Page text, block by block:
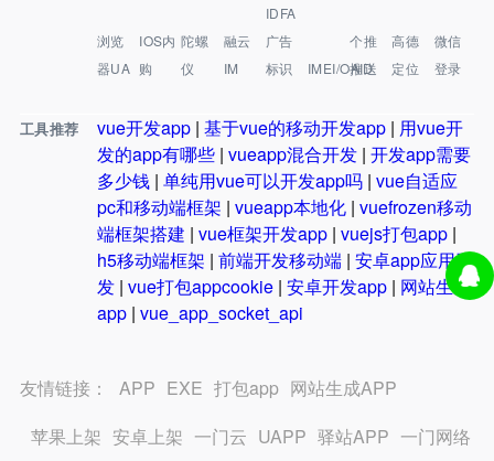
浏览
器UA
IOS内
购
陀螺
仪
融云
IM
IDFA
广告
标识
IMEI/OAID
个推
推送
高德
定位
微信
登录
工具推荐 vue开发app | 基于vue的移动开发app | 用vue开
发的app有哪些 | vueapp混合开发 | 开发app需要
多少钱 | 单纯用vue可以开发app吗 | vue自适应
pc和移动端框架 | vueapp本地化 | vuefrozen移动
端框架搭建 | vue框架开发app | vuejs打包app |
h5移动端框架 | 前端开发移动端 | 安卓app应用开
发 | vue打包appcookie | 安卓开发app | 网站生成
app | vue_app_socket_api
友情链接： APP EXE 打包app 网站生成APP
苹果上架 安卓上架 一门云 UAPP 驿站APP 一门网络